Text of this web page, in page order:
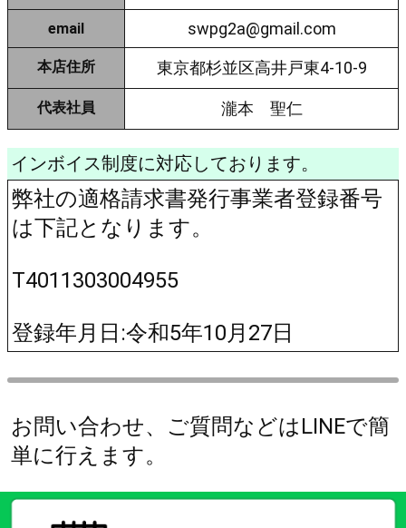
email swpg2a@gmail.com
本店住所 東京都杉並区高井戸東4-10-9
代表社員 瀧本 聖仁
インボイス制度に対応しております。
弊社の適格請求書発行事業者登録番号
は下記となります。
T4011303004955
登録年月日:令和5年10月27日
お問い合わせ、ご質問などはLINEで簡
単に行えます。